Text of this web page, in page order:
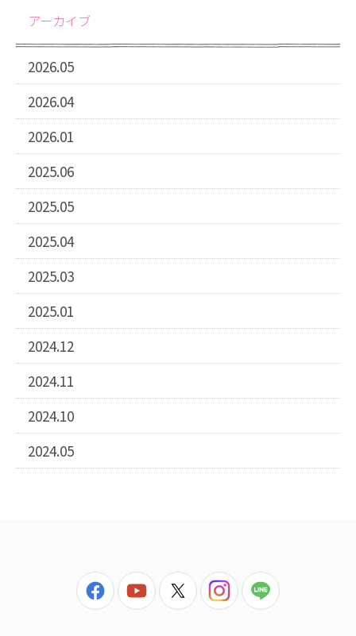
アーカイブ
2026.05
2026.04
2026.01
2025.06
2025.05
2025.04
2025.03
2025.01
2024.12
2024.11
2024.10
2024.05